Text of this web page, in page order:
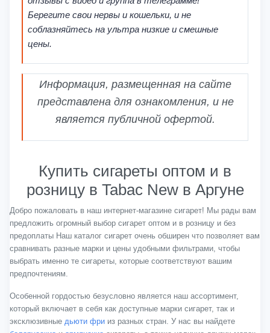
Берегите свои нервы и кошельки, и не
соблазняйтесь на ультра низкие и смешные
цены.
Информация, размещенная на сайте
представлена для ознакомления, и не
является публичной офертой.
Купить сигареты оптом и в
розницу в Tabac New в Аргуне
Добро пожаловать в наш интернет-магазине сигарет! Мы рады вам
предложить огромный выбор сигарет оптом и в розницу и без
предоплаты Наш каталог сигарет очень обширен что позволяет вам
сравнивать разные марки и цены удобными фильтрами, чтобы
выбрать именно те сигареты, которые соответствуют вашим
предпочтениям.
Особенной гордостью безусловно является наш ассортимент,
который включает в себя как доступные марки сигарет, так и
эксклюзивные дьюти фри из разных стран. У нас вы найдете